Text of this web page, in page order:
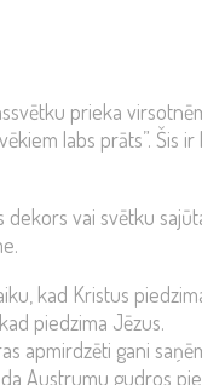
prieka
labs prāts”.
vai svētku
kad Kristus
piedzima Jēzus.
apmirdzēti gani
Austrumu gudros